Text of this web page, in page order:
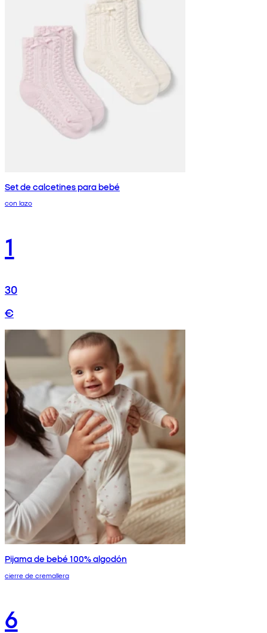
Set de calcetines para bebé
con lazo
1
30
€
Pijama de bebé 100% algodón
cierre de cremallera
6